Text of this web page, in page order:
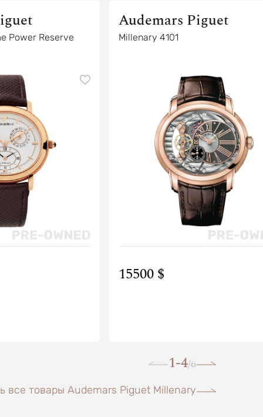
Power Reserve
Audemars Piguet
Millenary 4101
15500 $
1-4/6
все товары Audemars Piguet Millenary